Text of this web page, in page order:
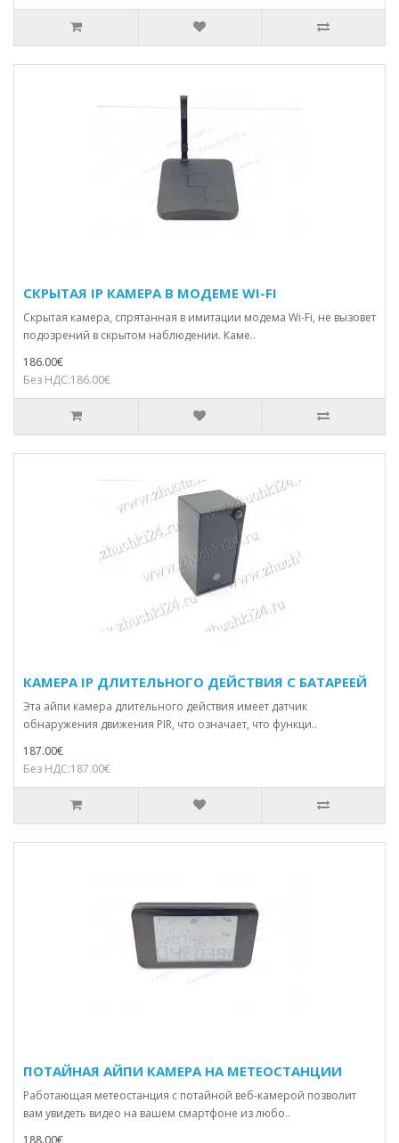
СКРЫТАЯ IP КАМЕРА В МОДЕМЕ WI-FI
Скрытая камера, спрятанная в имитации модема Wi-Fi, не вызовет
подозрений в скрытом наблюдении. Каме..
186.00€
Без НДС:186.00€
КАМЕРА IP ДЛИТЕЛЬНОГО ДЕЙСТВИЯ С БАТАРЕЕЙ
Эта айпи камера длительного действия имеет датчик
обнаружения движения PIR, что означает, что функци..
187.00€
Без НДС:187.00€
ПОТАЙНАЯ АЙПИ КАМЕРА НА МЕТЕОСТАНЦИИ
Работающая метеостанция с потайной веб-камерой позволит
вам увидеть видео на вашем смартфоне из любо..